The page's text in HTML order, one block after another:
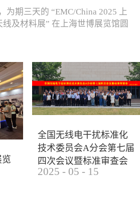
为期三天的 “EMC/China 2025 上
及材料展” 在上海世博展览馆圆
兼容领域的行业盛会，本届展
形式，深入交流行业见解，踊
磁兼容领域的高质量发展汇聚
会现场，公司展示了...
览
全国无线电干扰标准化
技术委员会A分会第七届
四次会议暨标准审查会
成功举办
2025 - 05 - 15